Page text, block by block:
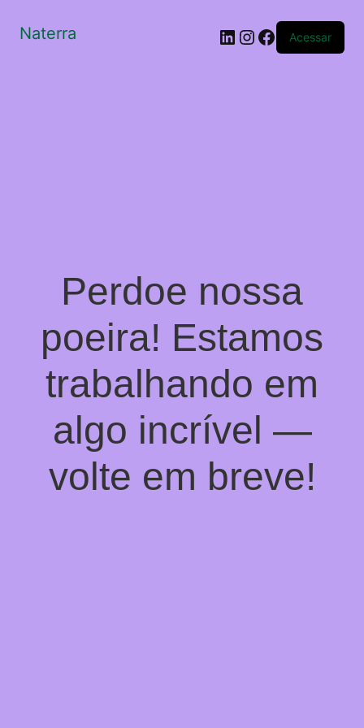
Naterra LinkedIn
Instagram
Facebook
Acessar
Perdoe nossa
poeira! Estamos
trabalhando em
algo incrível —
volte em breve!